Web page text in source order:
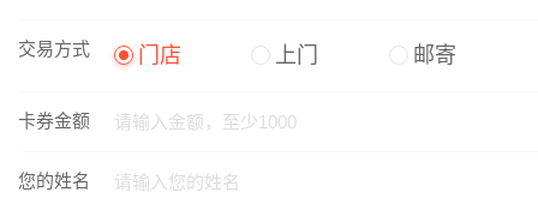
交易方式 门店 上门 邮寄
卡券金额
您的姓名